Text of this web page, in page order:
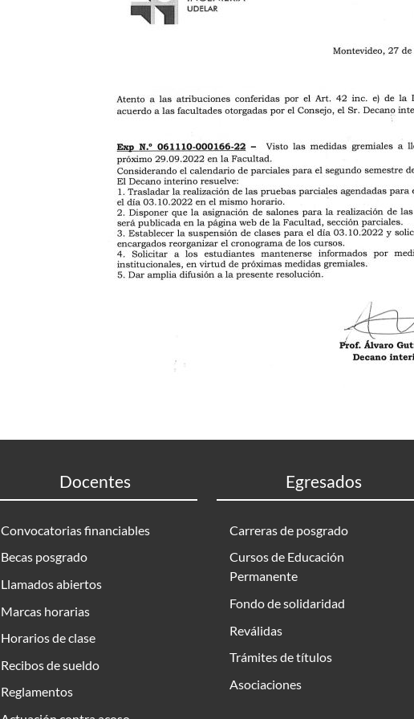
Docentes
Convocatorias financiables
Becas posgrado
Llamados abiertos
Marcas horarias
Horarios de clase
Recibos de sueldo
Reglamentos
Egresados
Carreras de posgrado
Cursos de Educación
Permanente
Fondo de solidaridad
Reválidas
Trámites de títulos
Asociaciones